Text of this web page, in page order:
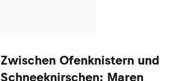
Zwischen Ofenknistern und
Schneeknirschen: Maren